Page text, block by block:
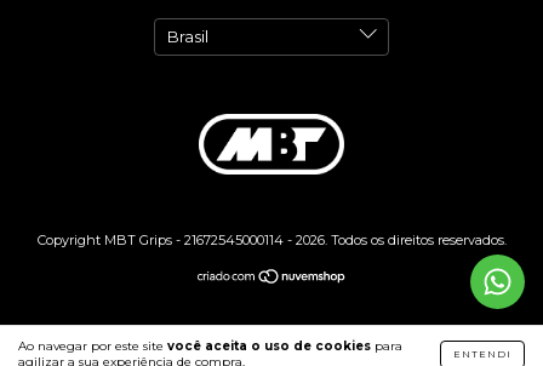
Ao navegar por este site você aceita o uso de cookies para
agilizar a sua experiência de compra.
ENTENDI
Copyright MBT Grips - 21672545000114 - 2026. Todos os direitos reservados.